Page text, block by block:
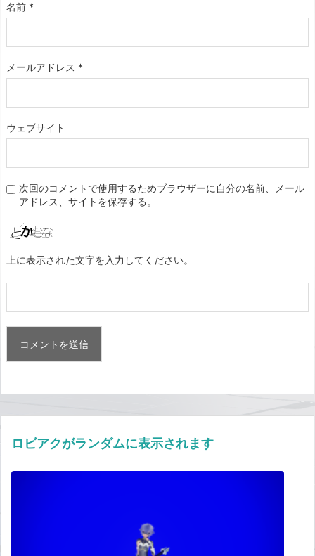
名前 *
メールアドレス *
ウェブサイト
次回のコメントで使用するためブラウザーに自分の名前、メール
アドレス、サイトを保存する。
上に表示された文字を入力してください。
ロビアクがランダムに表示されます